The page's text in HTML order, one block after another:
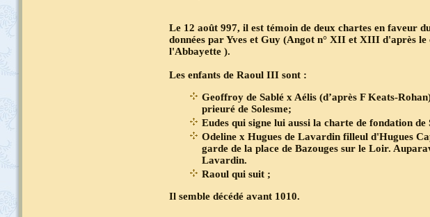
Le 12 août 997, il est témoin de deux chartes en faveur
données par Yves et Guy (Angot n° XII et XIII d'après
l'Abbayette ).
Les enfants de Raoul III sont :
Geoffroy de Sablé x Aélis (d’après F Keats-
prieuré de Solesme;
Eudes qui signe lui aussi la charte de fondation de
Odeline x Hugues de Lavardin filleul d'Hugues
garde de la place de Bazouges sur le Loir.
Lavardin.
Raoul qui suit ;
Il semble décédé avant 1010.